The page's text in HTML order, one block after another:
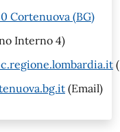
Cortenuova (BG)
Interno 4)
(Email)